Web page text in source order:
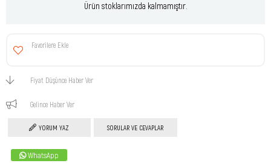
Ürün stoklarımızda kalmamıştır.
Favorilere Ekle
Fiyat Düşünce Haber Ver
Gelince Haber Ver
YORUM YAZ SORULAR VE CEVAPLAR
WhatsApp